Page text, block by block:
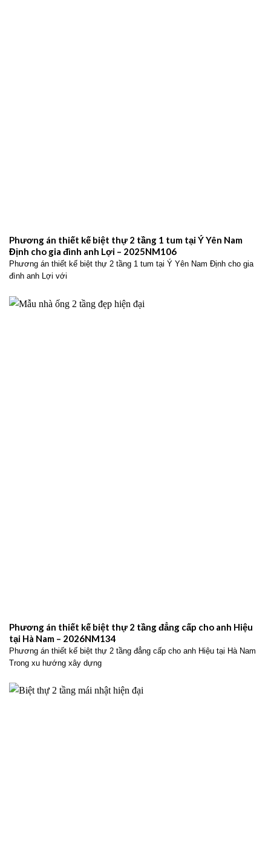
Phương án thiết kế biệt thự 2 tầng 1 tum tại Ý Yên Nam
Định cho gia đình anh Lợi – 2025NM106
Phương án thiết kế biệt thự 2 tầng 1 tum tại Ý Yên Nam Định cho gia
đình anh Lợi với
Phương án thiết kế biệt thự 2 tầng đẳng cấp cho anh Hiệu
tại Hà Nam – 2026NM134
Phương án thiết kế biệt thự 2 tầng đẳng cấp cho anh Hiệu tại Hà Nam
Trong xu hướng xây dựng